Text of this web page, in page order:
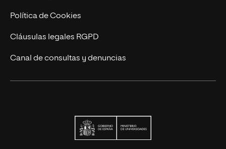
Política de Cookies
Cláusulas legales RGPD
Canal de consultas y denuncias